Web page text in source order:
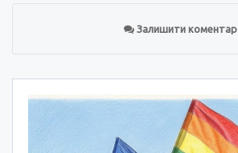
Залишити коментар